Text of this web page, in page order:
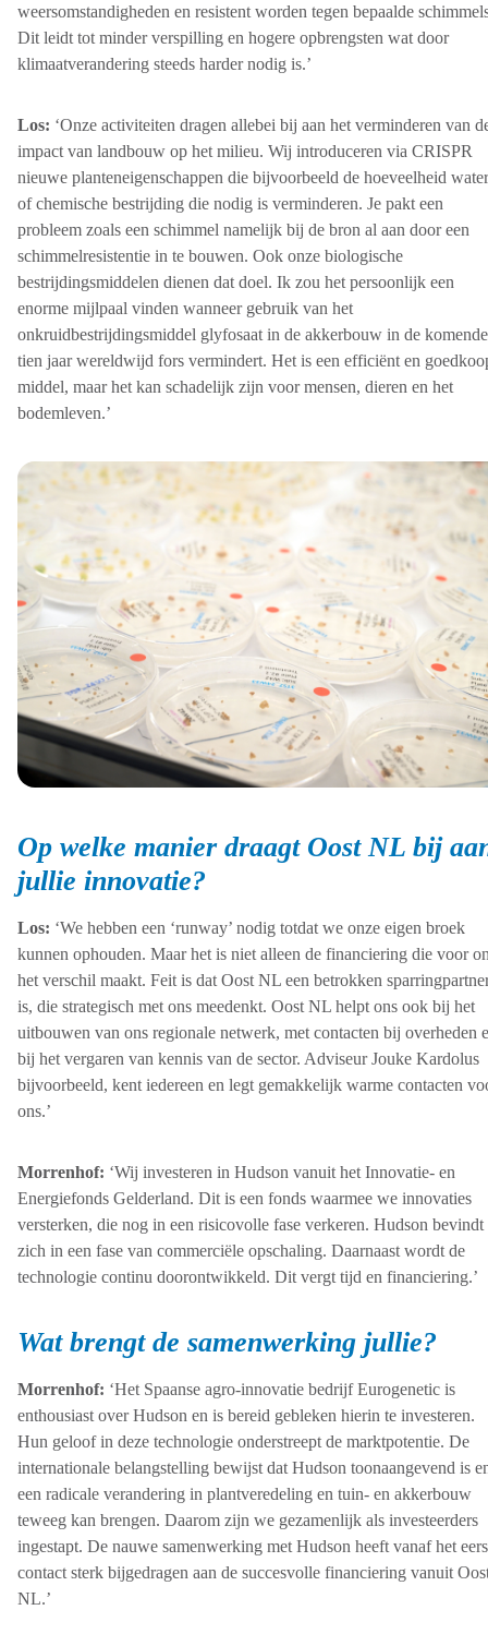
weersomstandigheden en resistent worden tegen bepaalde
Dit leidt tot minder verspilling en hogere opbrengsten wat door
klimaatverandering steeds harder nodig is.’
Los: ‘Onze activiteiten dragen allebei bij aan het verminderen van
impact van landbouw op het milieu. Wij introduceren via CRISPR
nieuwe planteneigenschappen die bijvoorbeeld de hoeveelheid water
of chemische bestrijding die nodig is verminderen. Je pakt een
probleem zoals een schimmel namelijk bij de bron al aan door een
schimmelresistentie in te bouwen. Ook onze biologische
bestrijdingsmiddelen dienen dat doel. Ik zou het persoonlijk een
enorme mijlpaal vinden wanneer gebruik van het
onkruidbestrijdingsmiddel glyfosaat in de akkerbouw in de komende
tien jaar wereldwijd fors vermindert. Het is een efficiënt en
middel, maar het kan schadelijk zijn voor mensen, dieren en het
bodemleven.’
Op welke manier draagt Oost NL bij
jullie innovatie?
Los: ‘We hebben een ‘runway’ nodig totdat we onze eigen broek
kunnen ophouden. Maar het is niet alleen de financiering die voor
het verschil maakt. Feit is dat Oost NL een betrokken
is, die strategisch met ons meedenkt. Oost NL helpt ons ook bij het
uitbouwen van ons regionale netwerk, met contacten bij overheden
bij het vergaren van kennis van de sector. Adviseur Jouke Kardolus
bijvoorbeeld, kent iedereen en legt gemakkelijk warme contacten
ons.’
Morrenhof: ‘Wij investeren in Hudson vanuit het Innovatie- en
Energiefonds Gelderland. Dit is een fonds waarmee we innovaties
versterken, die nog in een risicovolle fase verkeren. Hudson bevindt
zich in een fase van commerciële opschaling. Daarnaast wordt de
technologie continu doorontwikkeld. Dit vergt tijd en financiering.’
Wat brengt de samenwerking jullie?
Morrenhof: ‘Het Spaanse agro-innovatie bedrijf Eurogenetic is
enthousiast over Hudson en is bereid gebleken hierin te investeren.
Hun geloof in deze technologie onderstreept de marktpotentie. De
internationale belangstelling bewijst dat Hudson toonaangevend is
een radicale verandering in plantveredeling en tuin- en akkerbouw
teweeg kan brengen. Daarom zijn we gezamenlijk als investeerders
ingestapt. De nauwe samenwerking met Hudson heeft vanaf het
contact sterk bijgedragen aan de succesvolle financiering vanuit
NL.’